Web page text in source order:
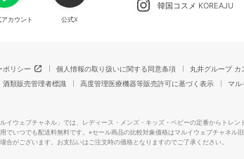
カウント 公式X
韓国コスメ KOREAJU
ポリシー 個人情報の取り扱いに関する同意条項 丸井グループ カ
酒類販売管理者標識 高度管理医療機器等販売許可に基づく表示 マル
イウェブチャネル」では、レディース・メンズ・キッズ・ベビーの定番からトレ
でいつでも配送料無料です。 ※セール商品の比較対象価格はマルイウェブチャネル
合がございます。お支払いはご注文時の価格となりますのでご了承ください。